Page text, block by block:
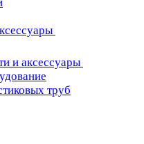
и аксессуары
труб